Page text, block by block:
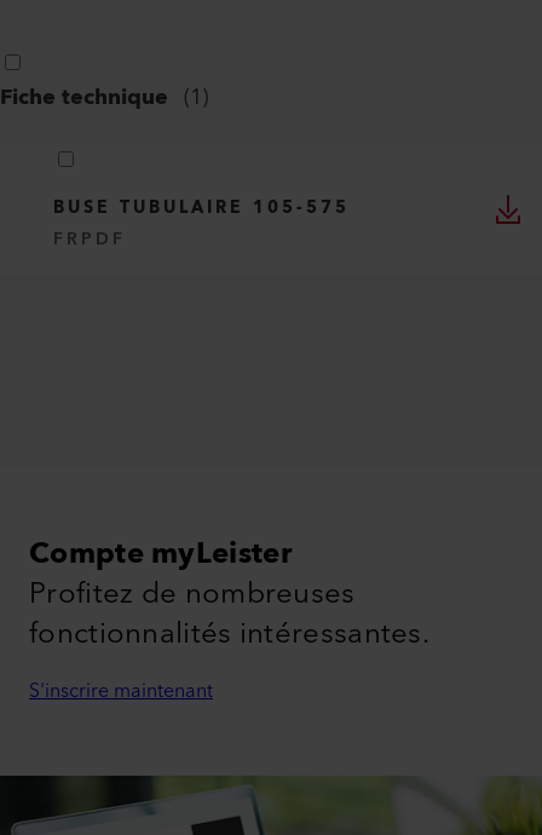
Fiche technique (1)
BUSE TUBULAIRE 105-575
FR PDF
Compte myLeister
Profitez de nombreuses
fonctionnalités intéressantes.
S'inscrire maintenant